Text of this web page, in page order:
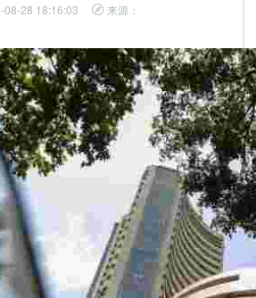
08-28 18:16:03 来源：